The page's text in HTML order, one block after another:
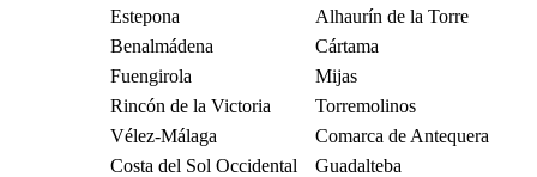
Estepona
Alhaurín de la Torre
Benalmádena
Cártama
Fuengirola
Mijas
Rincón de la Victoria
Torremolinos
Vélez-Málaga
Comarca de Antequera
Costa del Sol Occidental
Guadalteba